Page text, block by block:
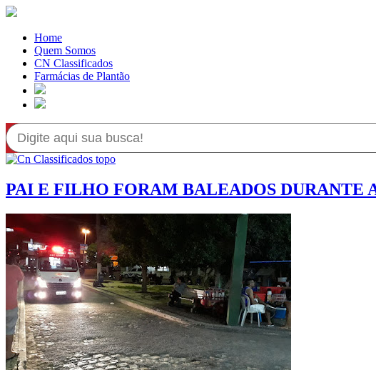
Home
Quem Somos
CN Classificados
Farmácias de Plantão
PAI E FILHO FORAM BALEADOS DURANTE